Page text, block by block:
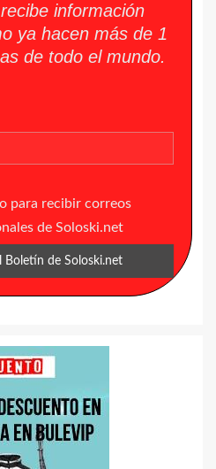
información
ya hacen más de 1
de todo el mundo.
para recibir correos
de Soloski.net